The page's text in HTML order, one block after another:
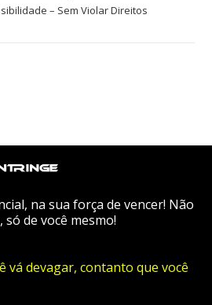
– Sem Violar Direitos
na sua força de vencer! Não
de você mesmo!
vá devagar, contanto que você